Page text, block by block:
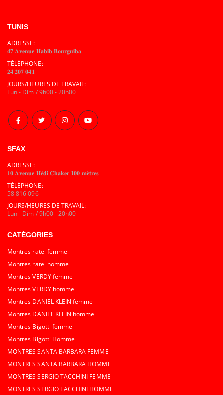
TUNIS
ADRESSE:
𝟒𝟕 𝐀𝐯𝐞𝐧𝐮𝐞 𝐇𝐚𝐛𝐢𝐛 𝐁𝐨𝐮𝐫𝐠𝐮𝐢𝐛𝐚
TÉLÉPHONE:
𝟐𝟒 𝟐𝟎𝟕 𝟎𝟒𝟏
JOURS/HEURES DE TRAVAIL:
Lun - Dim / 9h00 - 20h00
SFAX
ADRESSE:
𝟏𝟎 𝐀𝐯𝐞𝐧𝐮𝐞 𝐇𝐞́𝐝𝐢 𝐂𝐡𝐚𝐤𝐞𝐫 𝟏𝟎𝟎 𝐦𝐞̀𝐭𝐫𝐞𝐬
TÉLÉPHONE:
58 816 096
JOURS/HEURES DE TRAVAIL:
Lun - Dim / 9h00 - 20h00
CATÉGORIES
Montres ratel femme
Montres ratel homme
Montres VERDY femme
Montres VERDY homme
Montres DANIEL KLEIN femme
Montres DANIEL KLEIN homme
Montres Bigotti femme
Montres Bigotti Homme
MONTRES SANTA BARBARA FEMME
MONTRES SANTA BARBARA HOMME
MONTRES SERGIO TACCHINI FEMME
MONTRES SERGIO TACCHINI HOMME